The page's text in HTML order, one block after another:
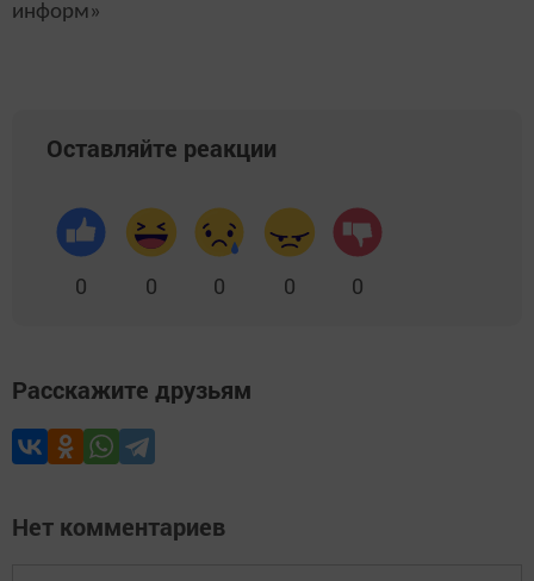
информ»
Оставляйте реакции
0 0 0 0 0
Расскажите друзьям
Нет комментариев